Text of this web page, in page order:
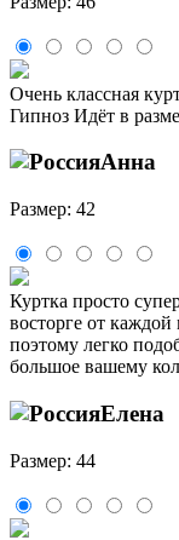
Очень классная
Гипноз Идёт в
Анна
Размер: 42
Куртка просто
восторге от каждой
поэтому легко
большое вашему
Елена
Размер: 44